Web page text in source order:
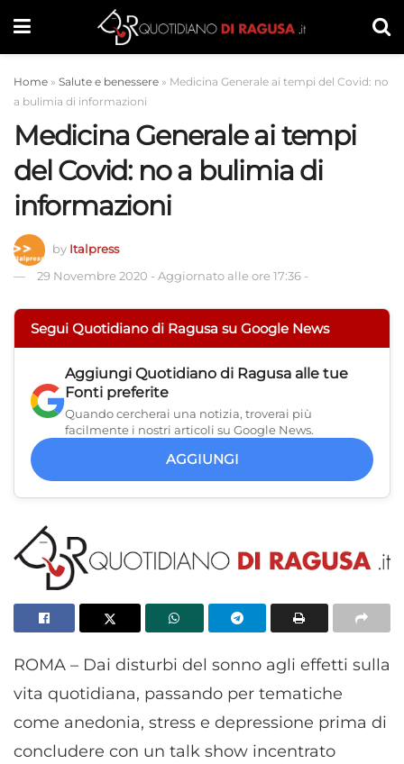
Home » Salute e benessere » Medicina Generale ai tempi del Covid: no
a bulimia di informazioni
Medicina Generale ai tempi
del Covid: no a bulimia di
informazioni
by Italpress
29 Novembre 2020 - Aggiornato alle ore 17:36 -
Segui Quotidiano di Ragusa su Google News
Aggiungi Quotidiano di Ragusa alle tue
Fonti preferite
Quando cercherai una notizia, troverai più
facilmente i nostri articoli su Google News.
AGGIUNGI
ROMA – Dai disturbi del sonno agli effetti sulla
vita quotidiana, passando per tematiche
come anedonia, stress e depressione prima di
concludere con un talk show incentrato